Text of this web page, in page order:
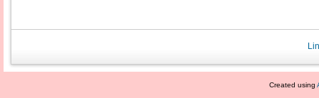
Created using